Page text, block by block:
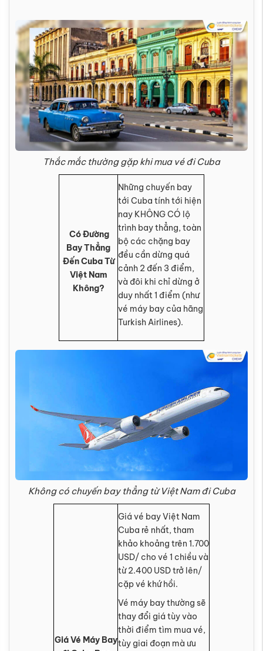
Thắc mắc thường gặp khi mua vé đi Cuba
Có Đường
Bay Thẳng
Đến Cuba Từ
Việt Nam
Không?
Những chuyến bay
tới Cuba tính tới hiện
nay KHÔNG CÓ lộ
trình bay thẳng, toàn
bộ các chặng bay
đều cần dừng quá
cảnh 2 đến 3 điểm,
và đôi khi chỉ dừng ở
duy nhất 1 điểm (như
vé máy bay của hãng
Turkish Airlines).
Không có chuyến bay thẳng từ Việt Nam đi Cuba
Giá Vé Máy Bay
Giá vé bay Việt Nam
Cuba rẻ nhất, tham
khảo khoảng trên 1.700
USD/ cho vé 1 chiều và
từ 2.400 USD trở lên/
cặp vé khứ hồi.
Vé máy bay thường sẽ
thay đổi giá tùy vào
thời điểm tìm mua vé,
tùy giai đoạn mà ưu